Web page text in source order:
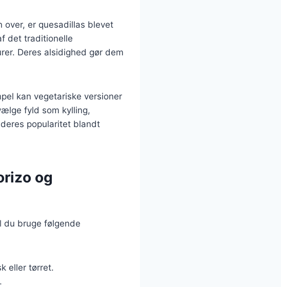
er quesadillas blevet
det traditionelle
Deres alsidighed gør dem
kan vegetariske versioner
fyld som kylling,
popularitet blandt
og
du bruge følgende
eller tørret.